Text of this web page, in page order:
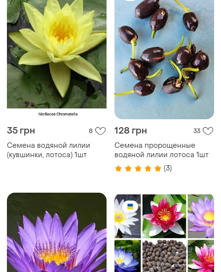
35 грн 8
Семена водяной лилии
(кувшинки, лотоса) 1шт
128 грн 33
Семена пророщенные
водяной лилии лотоса 1шт
(3)